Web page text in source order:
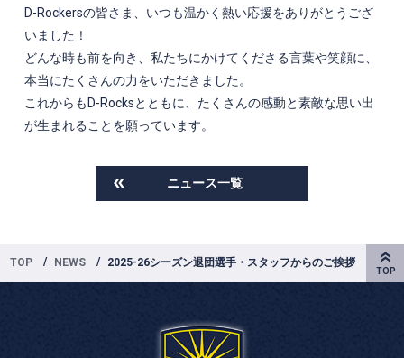
D-Rockersの皆さま、いつも温かく熱い応援をありがとうござ
いました！
どんな時も前を向き、私たちにかけてくださる言葉や笑顔に、
本当にたくさんの力をいただきました。
これからもD-Rocksとともに、たくさんの感動と素敵な思い出
が生まれることを願っています。
ニュース一覧
TOP NEWS 2025-26シーズン退団選手・スタッフからのご挨拶